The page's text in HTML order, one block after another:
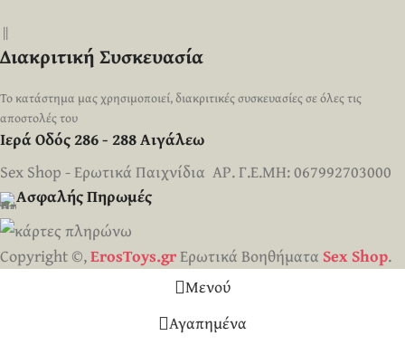
||
Διακριτική Συσκευασία
Το κατάστημα μας χρησιμοποιεί, διακριτικές συσκευασίες σε όλες τις
αποστολές του
Ιερά Οδός 286 - 288 Αιγάλεω
Sex Shop - Ερωτικά Παιχνίδια ΑΡ. Γ.Ε.ΜΗ: 067992703000
Ασφαλής Πηρωμές
Copyright ©,ErosToys.grΕρωτικά Βοηθήματα Sex Shop.
Μενού
Αγαπημένα